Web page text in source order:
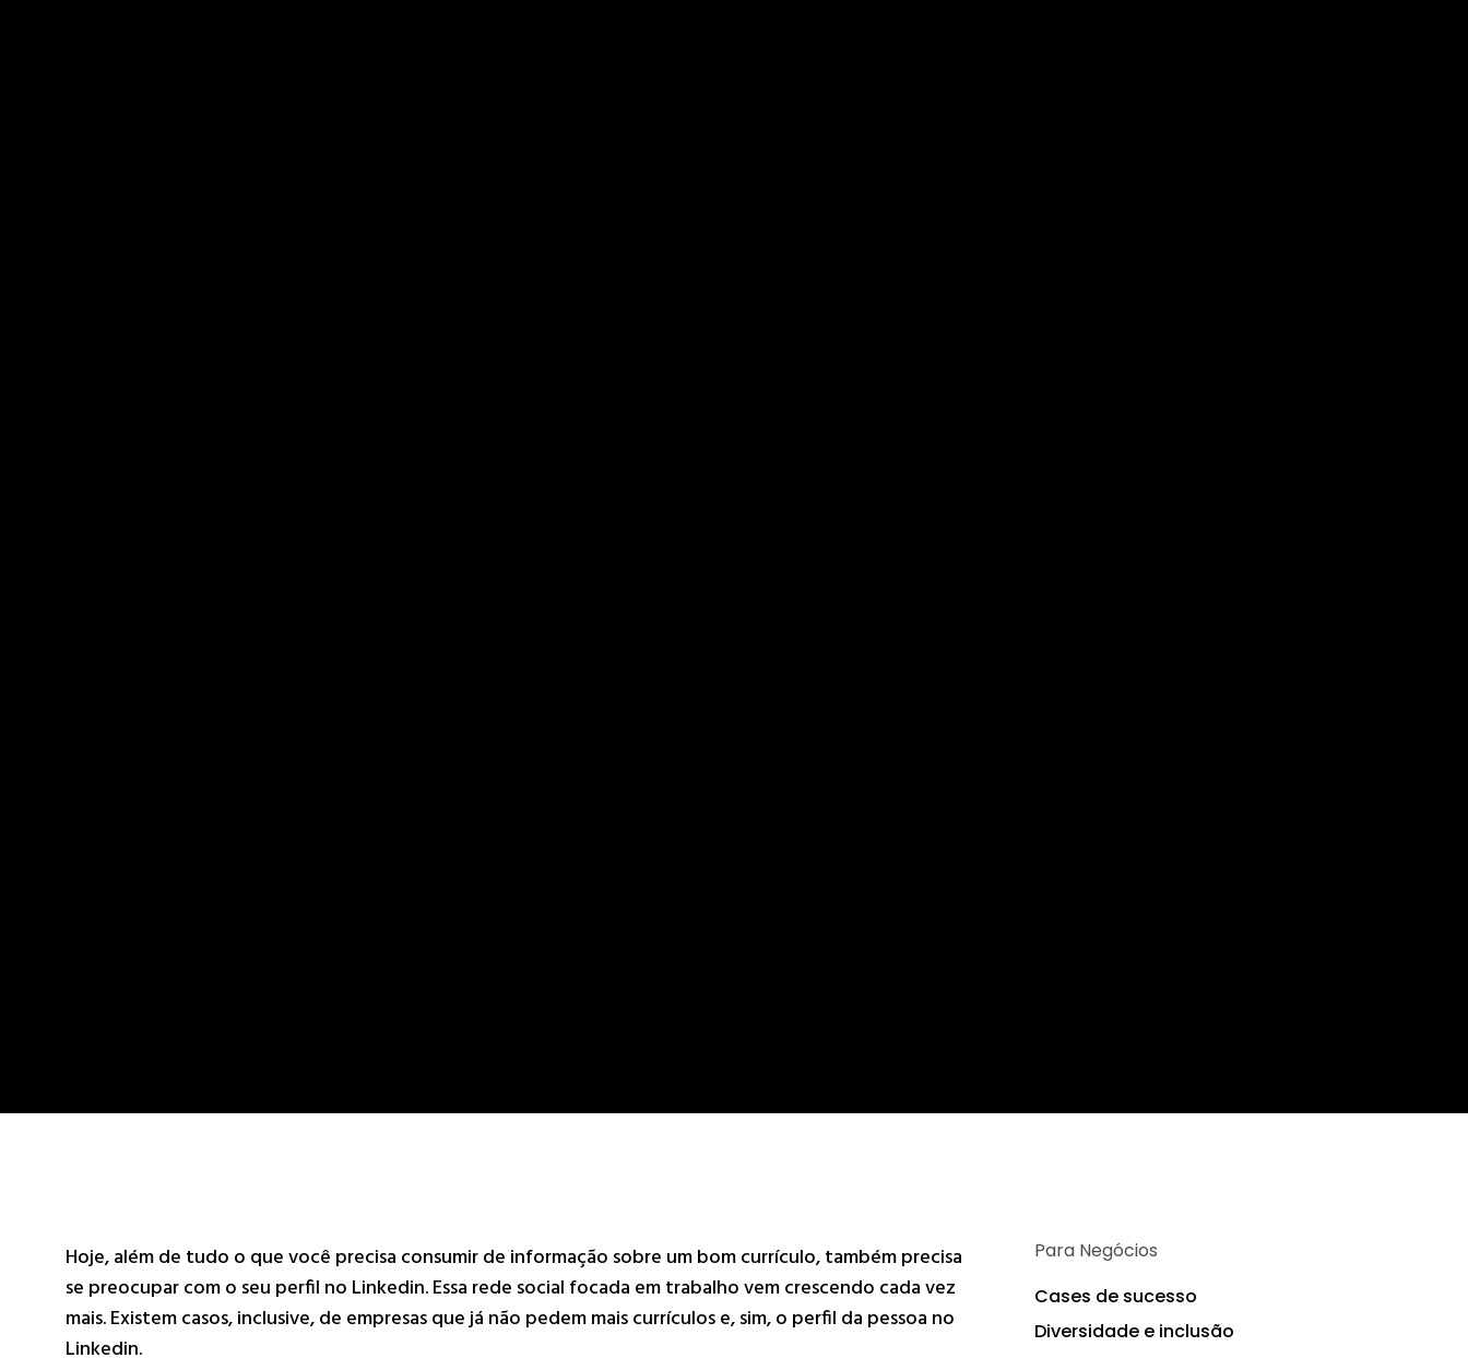
Hoje, além de tudo o que você precisa consumir de informação sobre um bom currículo,também precisa
se preocupar com o seu perfil no Linkedin. Essa rede social focada em trabalho vem crescendo cada vez
mais. Existem casos, inclusive, de empresas que já não pedem mais currículos e, sim, o perfil da pessoa no
Linkedin.
Para Negócios
Cases de sucesso
Diversidade e inclusão